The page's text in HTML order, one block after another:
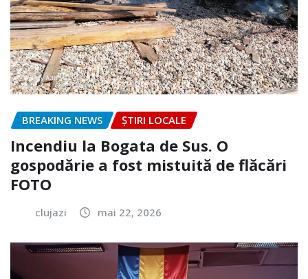
BREAKING NEWS ȘTIRI LOCALE
Incendiu la Bogata de Sus. O
gospodărie a fost mistuită de flăcări
FOTO
clujazi mai 22, 2026